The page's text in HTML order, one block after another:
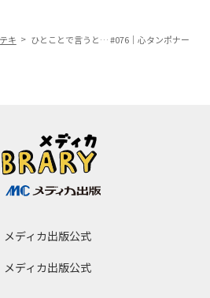
キ
ひとことで言うと… #076｜心タンポナー
メディカ出版公式
メディカ出版公式